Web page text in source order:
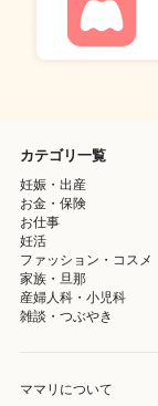
カテゴリ一覧
妊娠・出産
お金・保険
お仕事
妊活
ファッション・コスメ
家族・旦那
産婦人科・小児科
雑談・つぶやき
ママリについて